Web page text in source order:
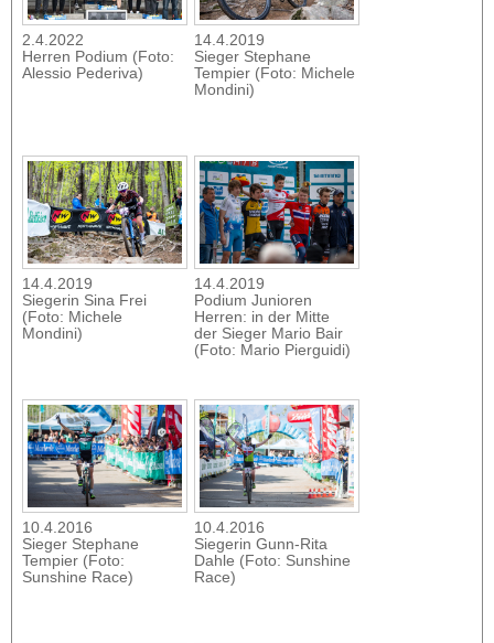
2.4.2022
Herren Podium (Foto:
Alessio Pederiva)
14.4.2019
Sieger Stephane
Tempier (Foto: Michele
Mondini)
14.4.2019
Siegerin Sina Frei
(Foto: Michele
Mondini)
14.4.2019
Podium Junioren
Herren: in der Mitte
der Sieger Mario Bair
(Foto: Mario Pierguidi)
10.4.2016
Sieger Stephane
Tempier (Foto:
Sunshine Race)
10.4.2016
Siegerin Gunn-Rita
Dahle (Foto: Sunshine
Race)